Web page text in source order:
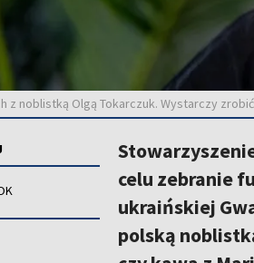
z noblistką Olgą Tokarczuk. Wystarczy
celu zebranie
ukraińskiej
polską